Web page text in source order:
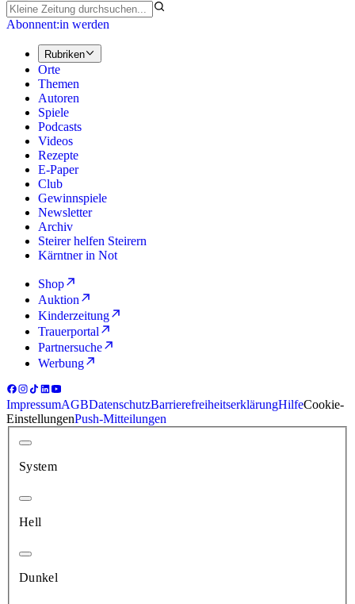
Abonnent:in werden
Rubriken
Orte
Themen
Autoren
Spiele
Podcasts
Videos
Rezepte
E-Paper
Club
Gewinnspiele
Newsletter
Archiv
Steirer helfen Steirern
Kärntner in Not
Shop
Auktion
Kinderzeitung
Trauerportal
Partnersuche
Werbung
ImpressumAGBDatenschutzBarrierefreiheitserklärungHilfeCookie-
EinstellungenPush-Mitteilungen
System
Hell
Dunkel